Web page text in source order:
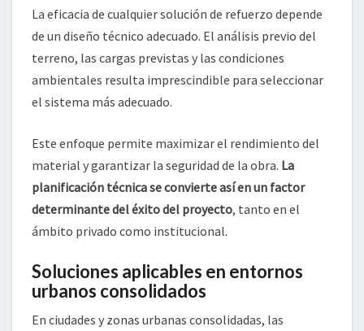
La eficacia de cualquier solución de refuerzo depende
de un diseño técnico adecuado. El análisis previo del
terreno, las cargas previstas y las condiciones
ambientales resulta imprescindible para seleccionar
el sistema más adecuado.
Este enfoque permite maximizar el rendimiento del
material y garantizar la seguridad de la obra. La
planificación técnica se convierte así en un factor
determinante del éxito del proyecto, tanto en el
ámbito privado como institucional.
Soluciones aplicables en entornos
urbanos consolidados
En ciudades y zonas urbanas consolidadas, las